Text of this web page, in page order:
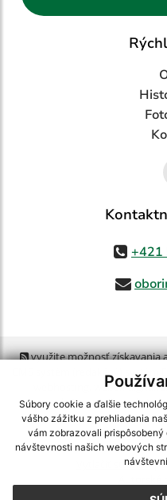
Súbory cookie a ďalšie
vášho zážitku z prehliadania
vám zobrazovali
návštevnosti našich webových
+421
využite možnosť získavania
CMS systém (redakčný) systém
webex.digital,
spoločnosť webex.digital,
Posledná
Vytlačiť stránku|